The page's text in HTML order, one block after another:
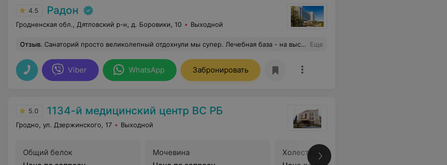
4.5 Радон
Гродненская обл., Дятловский р-н, д. Боровики, 10 Выходной
Отзыв. Санаторий просто великолепный отдохнули мы супер. Лечебная база - на высшем уровне, хорошее оборудование, современные процедуры, прекрасная медицинский персонал. Питание очень разнообразное, очень вкусно приготовлено, и самое главное - всё полезное. Номер у нас был люкс шикарный, убирались очень хорошо. Еще
Viber WhatsApp Забронировать
5.0 1134-й медицинский центр ВС РБ
Гродно, ул. Дзержинского, 17 Выходной
Общий белок
Мочевина
Холестерин общий